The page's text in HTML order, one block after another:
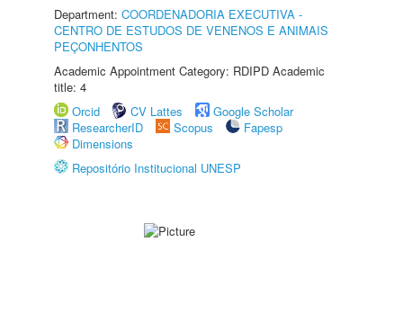
Department: COORDENADORIA EXECUTIVA -
CENTRO DE ESTUDOS DE VENENOS E ANIMAIS
PEÇONHENTOS
Academic Appointment Category: RDIPD Academic
title: 4
Orcid
CV Lattes
Google Scholar
ResearcherID
Scopus
Fapesp
Dimensions
Repositório Institucional UNESP